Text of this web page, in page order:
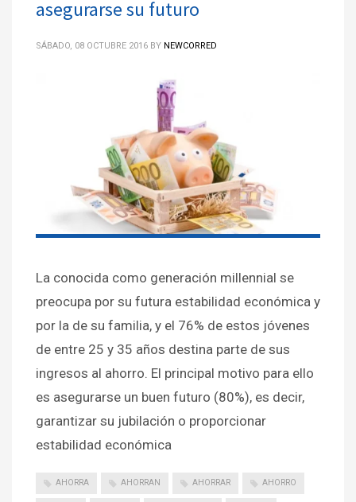
asegurarse su futuro
SÁBADO, 08 OCTUBRE 2016 BY NEWCORRED
La conocida como generación millennial se
preocupa por su futura estabilidad económica y
por la de su familia, y el 76% de estos jóvenes
de entre 25 y 35 años destina parte de sus
ingresos al ahorro. El principal motivo para ello
es asegurarse un buen futuro (80%), es decir,
garantizar su jubilación o proporcionar
estabilidad económica
AHORRA AHORRAN AHORRAR AHORRO